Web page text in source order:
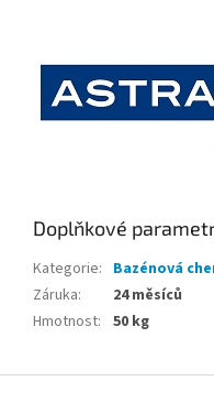
Doplňkové
Kategorie: Bazénová
Záruka:
24 měsíců
Hmotnost: 50 kg